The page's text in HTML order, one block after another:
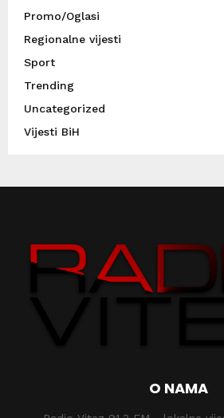
Promo/Oglasi
Regionalne vijesti
Sport
Trending
Uncategorized
Vijesti BiH
O NAMA